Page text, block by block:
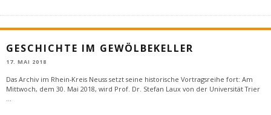
GESCHICHTE IM GEWÖLBEKELLER
17. MAI 2018
Das Archiv im Rhein-Kreis Neuss setzt seine historische Vortragsreihe fort: Am
Mittwoch, dem 30. Mai 2018, wird Prof. Dr. Stefan Laux von der Universität Trier